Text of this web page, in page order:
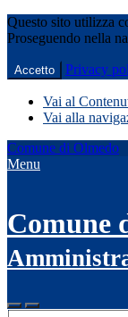
Questo sito utilizza
Proseguendo nella
Accetto Privacy
Vai al
Vai alla
Comune di Olmedo
Menu
Comune